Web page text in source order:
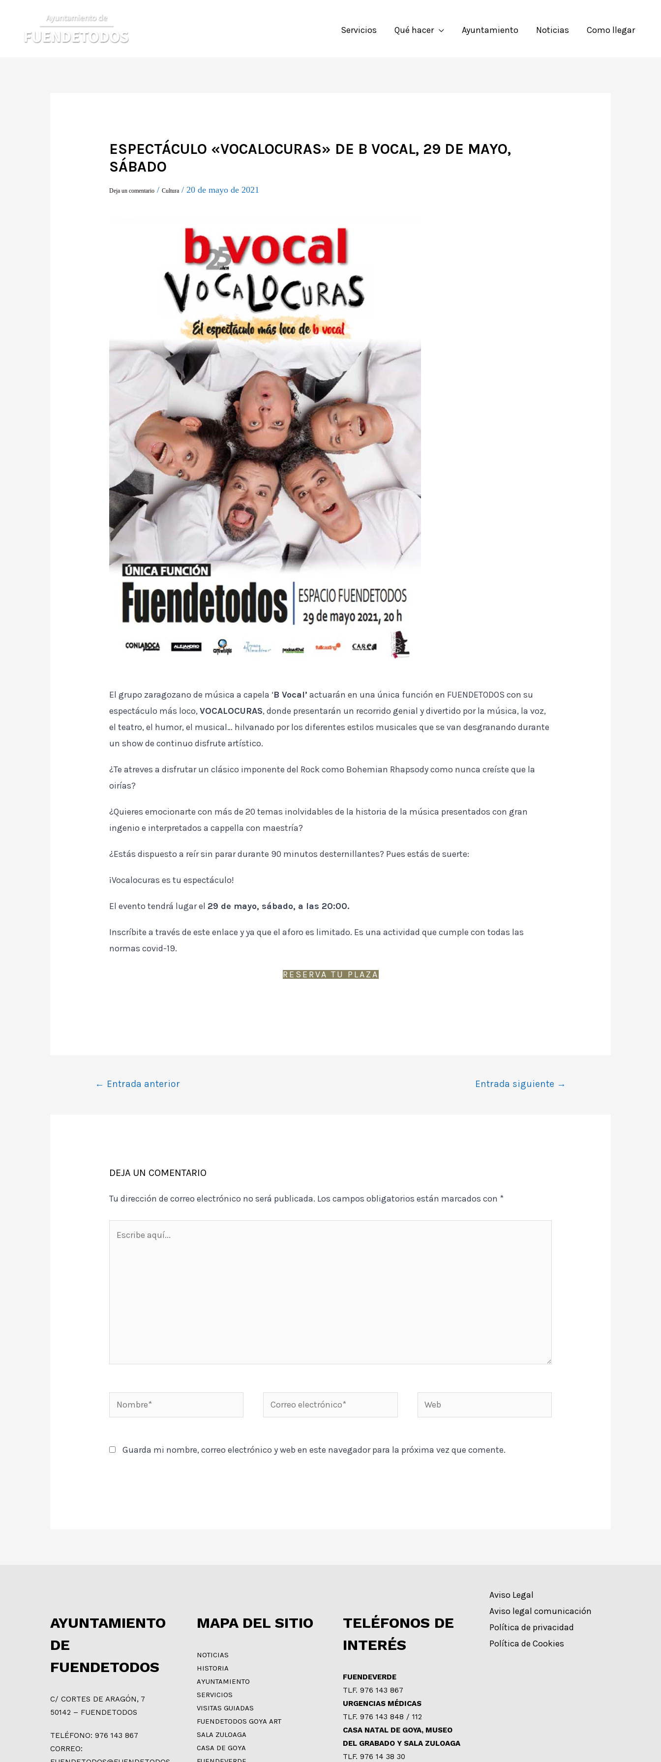
contenido
Servicios Qué hacer Ayuntamiento Noticias Como llegar
ESPECTÁCULO «VOCALOCURAS» DE B VOCAL, 29 DE MAYO,
SÁBADO
Deja un comentario /Cultura / 20 de mayo de 2021
El grupo zaragozano de música a capela ‘B Vocal’ actuarán en una única función en FUENDETODOS con su
espectáculo más loco,VOCALOCURAS, donde presentarán un recorrido genial y divertido por la música, la voz,
el teatro, el humor, el musical… hilvanado por los diferentes estilos musicales que se van desgranando durante
un show de continuo disfrute artístico.
¿Te atreves a disfrutar un clásico imponente del Rock como Bohemian Rhapsody como nunca creíste que la
oirías?
¿Quieres emocionarte con más de 20 temas inolvidables de la historia de la música presentados con gran
ingenio e interpretados a cappella con maestría?
¿Estás dispuesto a reír sin parar durante 90 minutos desternillantes? Pues estás de suerte:
¡Vocalocuras es tu espectáculo!
El evento tendrá lugar el 29 de mayo, sábado, a las 20:00.
Inscríbite a través de este enlace y ya que el aforo es limitado. Es una actividad que cumple con todas las
normas covid-19.
RESERVA TU PLAZA
Navegación
← Entrada anterior Entrada siguiente →
DEJA UN COMENTARIO
Tu dirección de correo electrónico no será publicada. Los campos obligatorios están marcados con *
Nombre*
Correo
electrónico*
Web
Guarda mi nombre, correo electrónico y web en este navegador para la próxima vez que comente.
AYUNTAMIENTO
DE
FUENDETODOS
C/ CORTES DE ARAGÓN, 7
50142 – FUENDETODOS
TELÉFONO: 976 143 867
CORREO:
MAPA DEL SITIO
NOTICIAS
HISTORIA
AYUNTAMIENTO
SERVICIOS
VISITAS GUIADAS
FUENDETODOS GOYA ART
SALA ZULOAGA
CASA DE GOYA
TELÉFONOS DE
INTERÉS
FUENDEVERDE
TLF. 976 143 867
URGENCIAS MÉDICAS
TLF. 976 143 848 / 112
CASA NATAL DE GOYA, MUSEO
DEL GRABADO Y SALA ZULOAGA
TLF. 976 14 38 30
Aviso Legal
Aviso legal comunicación
Política de privacidad
Política de Cookies